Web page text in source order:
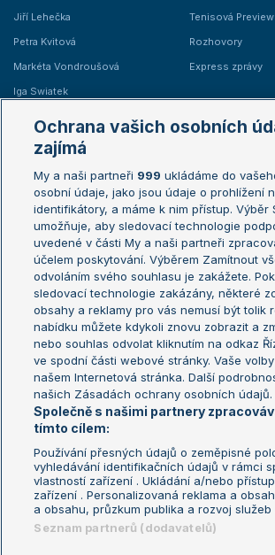
Jiří Lehečka
Petra Kvitová
Markéta Vondroušová
Iga Swiatek
Tenisová
Rozhovory
Express zprávy
Žebříčky
Žebříček ATP (muži)
Žebříček WTA (ženy)
Sázkařský žebříček
Australian Open
French Open
Wimbledon
US Open
Turnaj mistrů
Turnaj mistryň
Aktualní trendy
Fotbalové přestupy
Livesport Daily
LS Prague Open
Podmínky užití
Nastavení
GDPR a žurnalistika
Reklama
Kontakt
Informace o
údajů
Ochrana vašich osobních
zajímá
My a naši partneři 999 ukládáme do
osobní údaje, jako jsou údaje o prohlížení
identifikátory, a máme k nim přístup. Výběr
umožňuje, aby sledovací technologie
uvedené v části My a naši partneři
účelem poskytování. Výběrem Zamítnout
odvoláním svého souhlasu je zakážete.
sledovací technologie zakázány, některé
obsahy a reklamy pro vás nemusí být tolik
nabídku můžete kdykoli znovu zobrazit a
nebo souhlas odvolat kliknutím na odkaz
ve spodní části webové stránky. Vaše
našem Internetová stránka. Další
našich Zásadách ochrany osobních údajů.
Společně s našimi partnery
tímto cílem:
Používání přesných údajů o zeměpisné
vyhledávání identifikačních údajů v rámci
vlastností zařízení . Ukládání a/nebo
zařízení . Personalizovaná reklama a
a obsahu, průzkum publika a rozvoj služeb
Seznam partnerů (dodavatelů)